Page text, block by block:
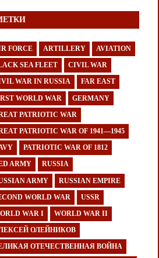
FORCE ARTILLERY AVIATION
SEA FLEET CIVIL WAR
WAR IN RUSSIA FAR EAST
WORLD WAR GERMANY
PATRIOTIC WAR
PATRIOTIC WAR OF 1941—1945
PATRIOTIC WAR OF 1812
ARMY RUSSIA
ARMY RUSSIAN EMPIRE
WORLD WAR USSR
WAR I WORLD WAR II
ОЛЕЙНИКОВ
ОТЕЧЕСТВЕННАЯ ВОЙНА